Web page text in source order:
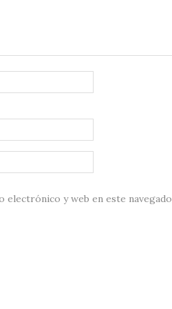
electrónico y web en este